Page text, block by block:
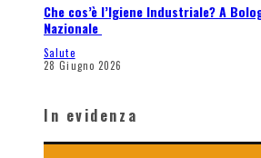
Che cos’è l’Igiene Industriale? A
Nazionale
Salute
28 Giugno 2026
In evidenza